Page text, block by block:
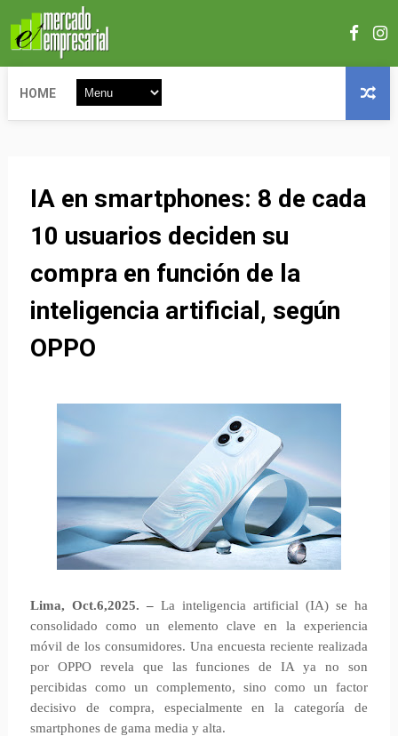
HOME
IA en smartphones: 8 de cada
10 usuarios deciden su
compra en función de la
inteligencia artificial, según
OPPO
Lima, Oct.6,2025. – La inteligencia artificial (IA) se ha
consolidado como un elemento clave en la experiencia
móvil de los consumidores. Una encuesta reciente realizada
por OPPO revela que las funciones de IA ya no son
percibidas como un complemento, sino como un factor
decisivo de compra, especialmente en la categoría de
smartphones de gama media y alta.